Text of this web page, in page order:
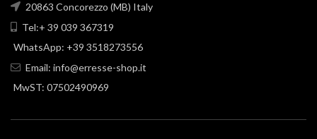
20863 Concorezzo (MB) Italy
Tel:+ 39 039 367319
WhatsApp: +39 3518273556
Email: info@erresse-shop.it
MwST: 07502490969